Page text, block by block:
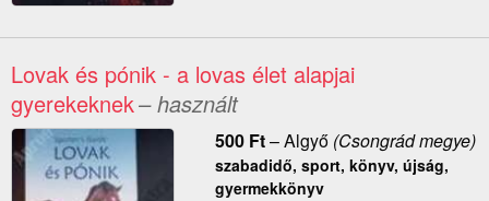
Lovak és pónik - a lovas élet alapjai
gyerekeknek– használt
500 Ft–Algyő(Csongrád megye)
szabadidő, sport, könyv, újság,
gyermekkönyv